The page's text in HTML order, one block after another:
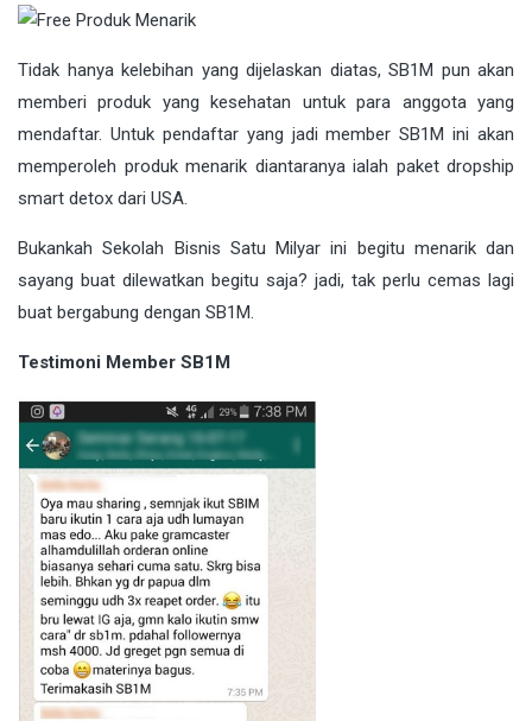
Tidak hanya kelebihan yang dijelaskan diatas, SB1M pun akan
memberi produk yang kesehatan untuk para anggota yang
mendaftar. Untuk pendaftar yang jadi member SB1M ini akan
memperoleh produk menarik diantaranya ialah paket dropship
smart detox dari USA.
Bukankah Sekolah Bisnis Satu Milyar ini begitu menarik dan
sayang buat dilewatkan begitu saja? jadi, tak perlu cemas lagi
buat bergabung dengan SB1M.
Testimoni Member SB1M